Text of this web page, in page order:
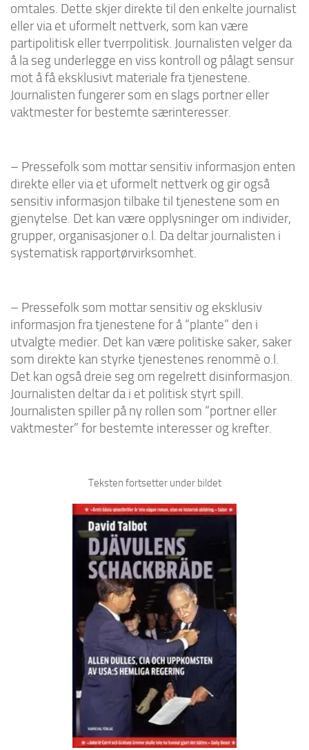
omtales. Dette skjer direkte til den enkelte journalist
eller via et uformelt nettverk, som kan være
partipolitisk eller tverrpolitisk. Journalisten velger da
å la seg underlegge en viss kontroll og pålagt sensur
mot å få eksklusivt materiale fra tjenestene.
Journalisten fungerer som en slags portner eller
vaktmester for bestemte særinteresser.
– Pressefolk som mottar sensitiv informasjon enten
direkte eller via et uformelt nettverk og gir også
sensitiv informasjon tilbake til tjenestene som en
gjenytelse. Det kan være opplysninger om individer,
grupper, organisasjoner o.l. Da deltar journalisten i
systematisk rapportørvirksomhet.
– Pressefolk som mottar sensitiv og eksklusiv
informasjon fra tjenestene for å “plante” den i
utvalgte medier. Det kan være politiske saker, saker
som direkte kan styrke tjenestenes renommè o.l.
Det kan også dreie seg om regelrett disinformasjon.
Journalisten deltar da i et politisk styrt spill.
Journalisten spiller på ny rollen som “portner eller
vaktmester” for bestemte interesser og krefter.
Teksten fortsetter under bildet